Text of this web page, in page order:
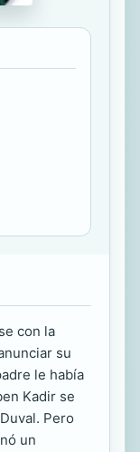
con la
su
le había
Kadir se
Pero
un